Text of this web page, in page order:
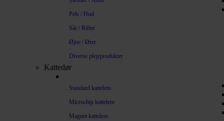
Pels / Hud
Sår / Rifter
Øjne / Ører
Diverse plejeprodukter
Kattedør
Standard kattelem
Microchip kattelem
Magnet kattelem